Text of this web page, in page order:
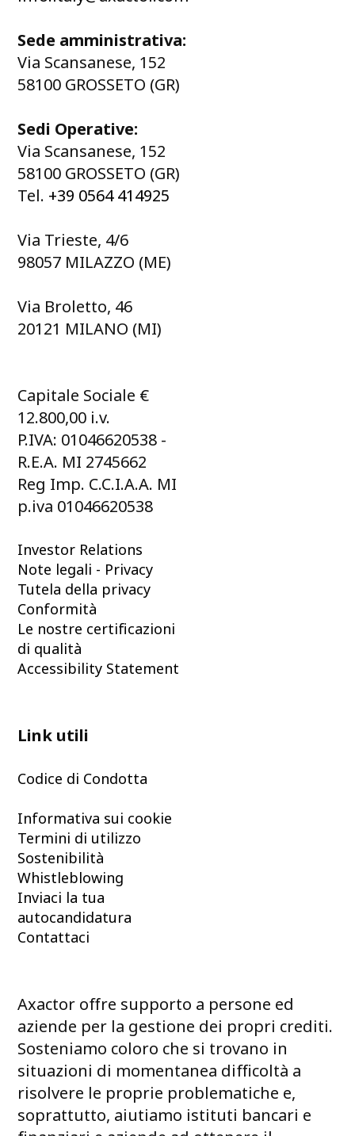
Sede amministrativa:
Via Scansanese, 152
58100 GROSSETO (GR)
Sedi Operative:
Via Scansanese, 152
58100 GROSSETO (GR)
Tel. +39 0564 414925
Via Trieste, 4/6
98057 MILAZZO (ME)
Via Broletto, 46
20121 MILANO (MI)
Capitale Sociale €
12.800,00 i.v.
P.IVA: 01046620538 -
R.E.A. MI 2745662
Reg Imp. C.C.I.A.A. MI
p.iva 01046620538
Investor Relations
Note legali - Privacy
Tutela della privacy
Conformità
Le nostre certificazioni
di qualità
Accessibility Statement
Link utili
Codice di Condotta
Informativa sui cookie
Termini di utilizzo
Sostenibilità
Whistleblowing
Inviaci la tua
autocandidatura
Contattaci
Axactor offre supporto a persone ed
aziende per la gestione dei propri crediti.
Sosteniamo coloro che si trovano in
situazioni di momentanea difficoltà a
risolvere le proprie problematiche e,
soprattutto, aiutiamo istituti bancari e